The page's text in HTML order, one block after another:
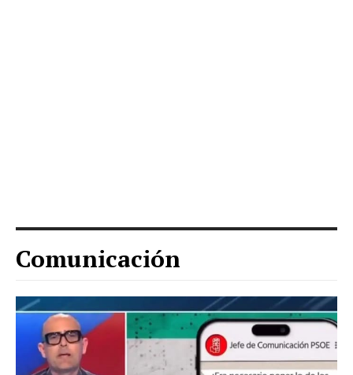
Comunicación